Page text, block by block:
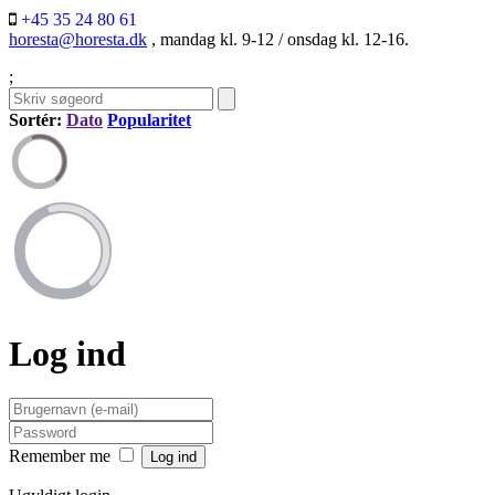
+45 35 24 80 61
horesta@horesta.dk , mandag kl. 9-12 / onsdag kl. 12-16.
;
Sortér: Dato Popularitet
Log ind
Remember me